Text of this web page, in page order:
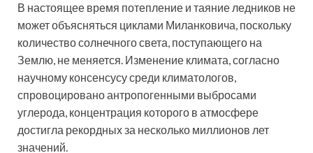
В настоящее время потепление и таяние ледников не
может объясняться циклами Миланковича, поскольку
количество солнечного света, поступающего на
Землю, не меняется. Изменение климата, согласно
научному консенсусу среди климатологов,
спровоцировано антропогенными выбросами
углерода, концентрация которого в атмосфере
достигла рекордных за несколько миллионов лет
значений.